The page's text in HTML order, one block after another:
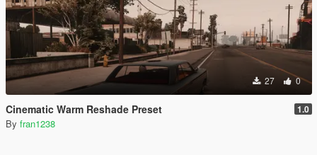
27 0
Cinematic Warm Reshade Preset 1.0
By fran1238